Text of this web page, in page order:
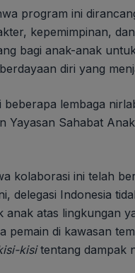
program ini
kepemimpinan,
bagi anak-anak
diri yang
lembaga
Yayasan Sahabat
kolaborasi ini telah
delegasi Indonesia
atas lingkungan
pemain di kawasan
kisitentang dampak